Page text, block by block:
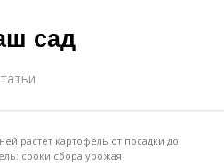
сад
растет картофель от посадки до
сроки сбора урожая